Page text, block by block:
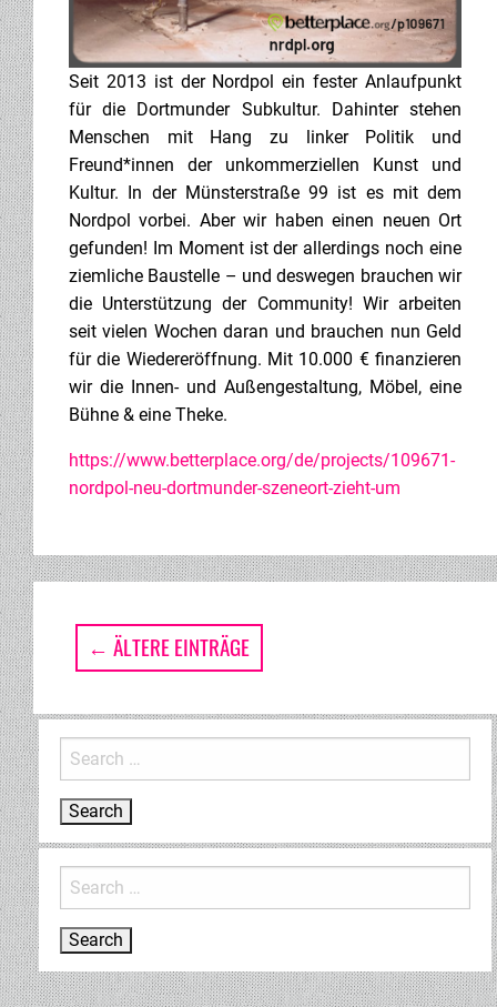
Seit 2013 ist der Nordpol ein fester Anlaufpunkt
für die Dortmunder Subkultur. Dahinter stehen
Menschen mit Hang zu linker Politik und
Freund*innen der unkommerziellen Kunst und
Kultur. In der Münsterstraße 99 ist es mit dem
Nordpol vorbei. Aber wir haben einen neuen Ort
gefunden! Im Moment ist der allerdings noch eine
ziemliche Baustelle – und deswegen brauchen wir
die Unterstützung der Community! Wir arbeiten
seit vielen Wochen daran und brauchen nun Geld
für die Wiedereröffnung. Mit 10.000 € finanzieren
wir die Innen- und Außengestaltung, Möbel, eine
Bühne & eine Theke.
https://www.betterplace.org/de/projects/109671-
nordpol-neu-dortmunder-szeneort-zieht-um
← ÄLTERE EINTRÄGE
Search
for:
Search
for: